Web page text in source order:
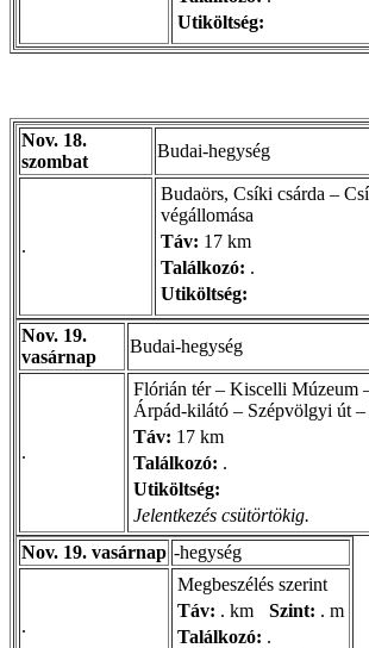
Utiköltség:
Nov. 18.
szombat
Budai-hegység
.
Budaörs, Csíki csárda –
végállomása
Táv: 17 km
Találkozó: .
Utiköltség:
Nov. 19.
vasárnap
Budai-hegység
.
Flórián tér – Kiscelli Múzeum
Árpád-kilátó – Szépvölgyi út
Táv: 17 km
Találkozó: .
Utiköltség:
Jelentkezés csütörtökig.
Nov. 19. vasárnap -hegység
.
Megbeszélés szerint
Táv: . km Szint: . m
Találkozó: .